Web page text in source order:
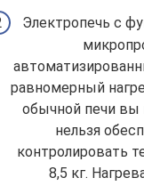
Электропечь с
равномерный
обычной печи вы
нельзя
контролировать
8,5 кг.